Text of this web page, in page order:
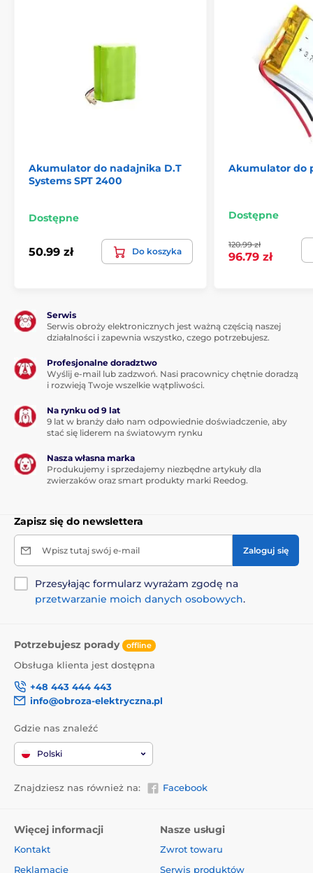
Produkt znajduje się w kategoriach
Akumulator do nadajnika D.T
Systems SPT 2400
Dostępne
50.99 zł Do koszyka
Akumulator do
Dostępne
120.99 zł
96.79 zł
Serwis
Serwis obroży elektronicznych jest ważną częścią naszej
działalności i zapewnia wszystko, czego potrzebujesz.
Profesjonalne doradztwo
Wyślij e-mail lub zadzwoń. Nasi pracownicy chętnie doradzą
i rozwieją Twoje wszelkie wątpliwości.
Na rynku od 9 lat
9 lat w branży dało nam odpowiednie doświadczenie, aby
stać się liderem na światowym rynku
Nasza własna marka
Produkujemy i sprzedajemy niezbędne artykuły dla
zwierzaków oraz smart produkty marki Reedog.
Zapisz się do newslettera
Wpisz tutaj swój e-mail Zaloguj się
Przesyłając formularz wyrażam zgodę na
przetwarzanie moich danych osobowych.
Potrzebujesz porady offline
Obsługa klienta jest dostępna
+48 443 444 443
info@obroza-elektryczna.pl
Gdzie nas znaleźć
Polski
Znajdziesz nas również na: Facebook
Więcej informacji
Kontakt
Reklamacje
Nasze usługi
Zwrot towaru
Serwis produktów